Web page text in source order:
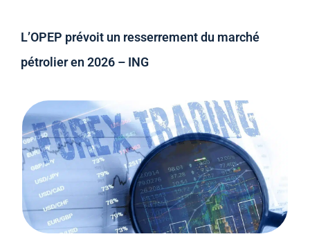
L’OPEP prévoit un resserrement du marché
pétrolier en 2026 – ING